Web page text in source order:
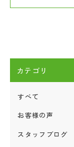
カテゴリ
すべて
お客様の声
スタッフブログ